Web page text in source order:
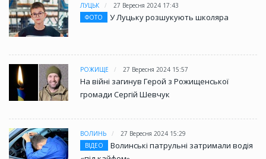
ЛУЦЬК
27 Вересня 2024 17:43
ФОТО
У Луцьку розшукують школяра
РОЖИЩЕ 27 Вересня 2024 15:57
На війні загинув Герой з Рожищенської
громади Сергій Шевчук
ВОЛИНЬ
27 Вересня 2024 15:29
ВІДЕО
Волинські патрульні затримали водія